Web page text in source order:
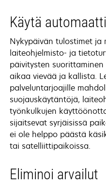
Käytä
Nykypäivän tulostimet
laiteohjelmisto- ja
päivitysten
aikaa vievää ja kallista.
palveluntarjoajille
suojauskäytäntöjä,
työnkulkujen
sijaitsevat syrjäisissä
ei ole helppo päästä
tai satelliittipaikoissa.
Eliminoi arvailut